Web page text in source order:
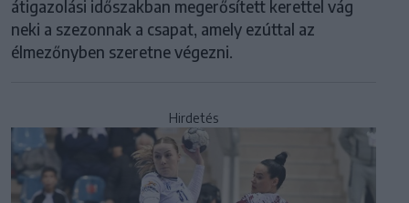
átigazolási időszakban megerősített kerettel vág
neki a szezonnak a csapat, amely ezúttal az
élmezőnyben szeretne végezni.
Hirdetés